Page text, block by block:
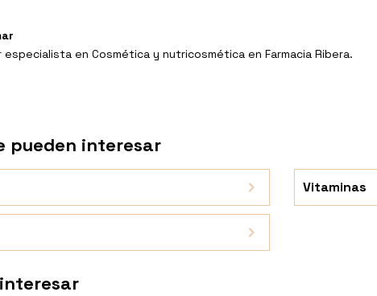
especialista en Cosmética y nutricosmética en Farmacia Ribera.
pueden interesar
Vitaminas